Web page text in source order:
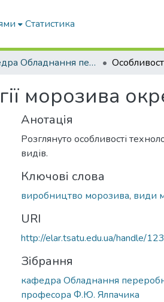
Статистика
кафедра Обладнання переробних і харчових виробництв ім. професора Ф.Ю. Ялпачика
морозива
Анотація
Розглянуто особливості
видів.
Ключові слова
виробництво морозива, види
URI
http://elar.tsatu.edu.ua/handle/
Зібрання
кафедра Обладнання
професора Ф.Ю. Ялпачика